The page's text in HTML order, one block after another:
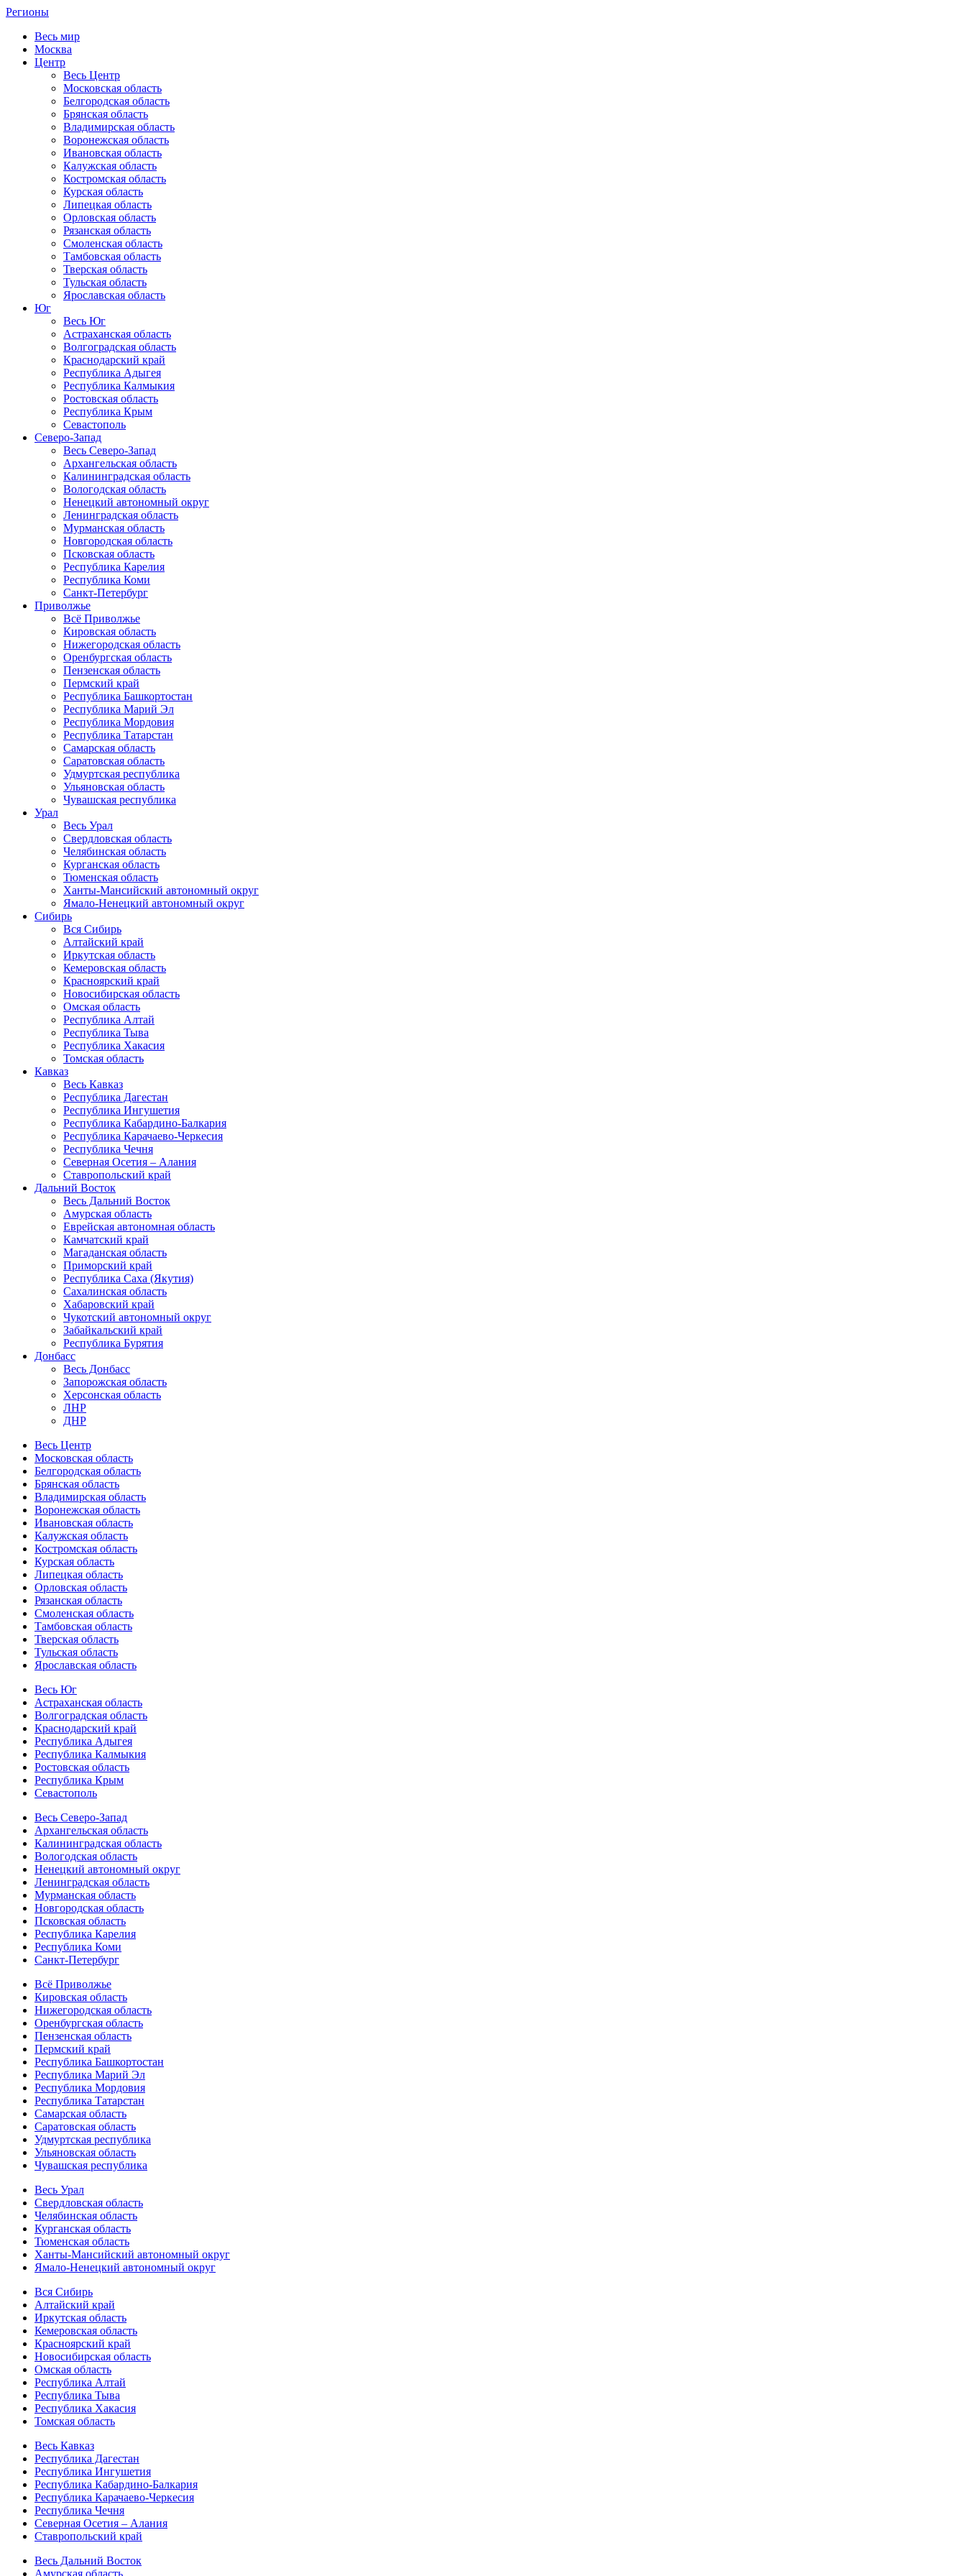
Регионы
Весь мир
Москва
Центр
Весь Центр
Московская область
Белгородская область
Брянская область
Владимирская область
Воронежская область
Ивановская область
Калужская область
Костромская область
Курская область
Липецкая область
Орловская область
Рязанская область
Смоленская область
Тамбовская область
Тверская область
Тульская область
Ярославская область
Юг
Весь Юг
Астраханская область
Волгоградская область
Краснодарский край
Республика Адыгея
Республика Калмыкия
Ростовская область
Республика Крым
Севастополь
Северо-Запад
Весь Северо-Запад
Архангельская область
Калининградская область
Вологодская область
Ненецкий автономный округ
Ленинградская область
Мурманская область
Новгородская область
Псковская область
Республика Карелия
Республика Коми
Санкт-Петербург
Приволжье
Всё Приволжье
Кировская область
Нижегородская область
Оренбургская область
Пензенская область
Пермский край
Республика Башкортостан
Республика Марий Эл
Республика Мордовия
Республика Татарстан
Самарская область
Саратовская область
Удмуртская республика
Ульяновская область
Чувашская республика
Урал
Весь Урал
Свердловская область
Челябинская область
Курганская область
Тюменская область
Ханты-Мансийский автономный округ
Ямало-Ненецкий автономный округ
Сибирь
Вся Сибирь
Алтайский край
Иркутская область
Кемеровская область
Красноярский край
Новосибирская область
Омская область
Республика Алтай
Республика Тыва
Республика Хакасия
Томская область
Кавказ
Весь Кавказ
Республика Дагестан
Республика Ингушетия
Республика Кабардино-Балкария
Республика Карачаево-Черкесия
Республика Чечня
Северная Осетия – Алания
Ставропольский край
Дальний Восток
Весь Дальний Восток
Амурская область
Еврейская автономная область
Камчатский край
Магаданская область
Приморский край
Республика Саха (Якутия)
Сахалинская область
Хабаровский край
Чукотский автономный округ
Забайкальский край
Республика Бурятия
Донбасс
Весь Донбасс
Запорожская область
Херсонская область
ЛНР
ДНР
Весь Центр
Московская область
Белгородская область
Брянская область
Владимирская область
Воронежская область
Ивановская область
Калужская область
Костромская область
Курская область
Липецкая область
Орловская область
Рязанская область
Смоленская область
Тамбовская область
Тверская область
Тульская область
Ярославская область
Весь Юг
Астраханская область
Волгоградская область
Краснодарский край
Республика Адыгея
Республика Калмыкия
Ростовская область
Республика Крым
Севастополь
Весь Северо-Запад
Архангельская область
Калининградская область
Вологодская область
Ненецкий автономный округ
Ленинградская область
Мурманская область
Новгородская область
Псковская область
Республика Карелия
Республика Коми
Санкт-Петербург
Всё Приволжье
Кировская область
Нижегородская область
Оренбургская область
Пензенская область
Пермский край
Республика Башкортостан
Республика Марий Эл
Республика Мордовия
Республика Татарстан
Самарская область
Саратовская область
Удмуртская республика
Ульяновская область
Чувашская республика
Весь Урал
Свердловская область
Челябинская область
Курганская область
Тюменская область
Ханты-Мансийский автономный округ
Ямало-Ненецкий автономный округ
Вся Сибирь
Алтайский край
Иркутская область
Кемеровская область
Красноярский край
Новосибирская область
Омская область
Республика Алтай
Республика Тыва
Республика Хакасия
Томская область
Весь Кавказ
Республика Дагестан
Республика Ингушетия
Республика Кабардино-Балкария
Республика Карачаево-Черкесия
Республика Чечня
Северная Осетия – Алания
Ставропольский край
Весь Дальний Восток
Амурская область